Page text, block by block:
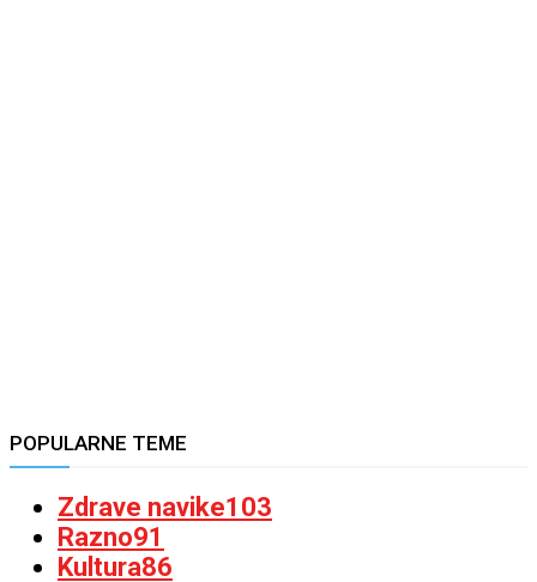
POPULARNE TEME
Zdrave navike103
Razno91
Kultura86